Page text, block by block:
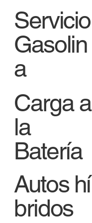
Servicio
Gasolin
a
Carga a
la
Batería
Autos hí
bridos